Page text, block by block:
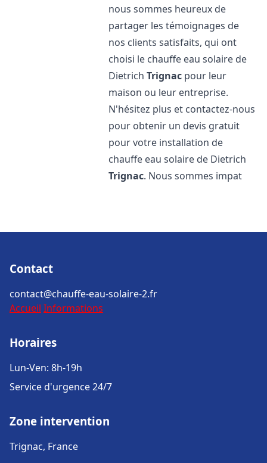
nous sommes heureux de
partager les témoignages de
nos clients satisfaits, qui ont
choisi le chauffe eau solaire de
DietrichTrignac pour leur
maison ou leur entreprise.
N'hésitez plus et contactez-nous
pour obtenir un devis gratuit
pour votre installation de
chauffe eau solaire de Dietrich
Trignac. Nous sommes impat
Contact
contact@chauffe-eau-solaire-2.fr
Accueil Informations
Horaires
Lun-Ven: 8h-19h
Service d'urgence 24/7
Zone intervention
Trignac, France